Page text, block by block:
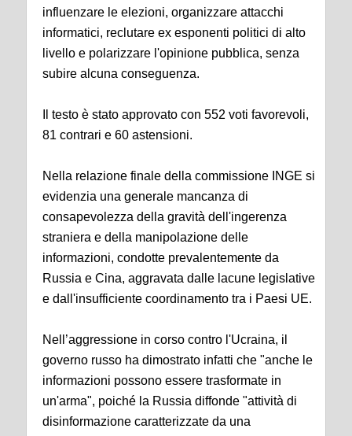
influenzare le elezioni, organizzare attacchi
informatici, reclutare ex esponenti politici di alto
livello e polarizzare l'opinione pubblica, senza
subire alcuna conseguenza.
Il testo è stato approvato con 552 voti favorevoli,
81 contrari e 60 astensioni.
Nella relazione finale della commissione INGE si
evidenzia una generale mancanza di
consapevolezza della gravità dell'ingerenza
straniera e della manipolazione delle
informazioni, condotte prevalentemente da
Russia e Cina, aggravata dalle lacune legislative
e dall'insufficiente coordinamento tra i Paesi UE.
Nell’aggressione in corso contro l'Ucraina, il
governo russo ha dimostrato infatti che "anche le
informazioni possono essere trasformate in
un'arma", poiché la Russia diffonde "attività di
disinformazione caratterizzate da una